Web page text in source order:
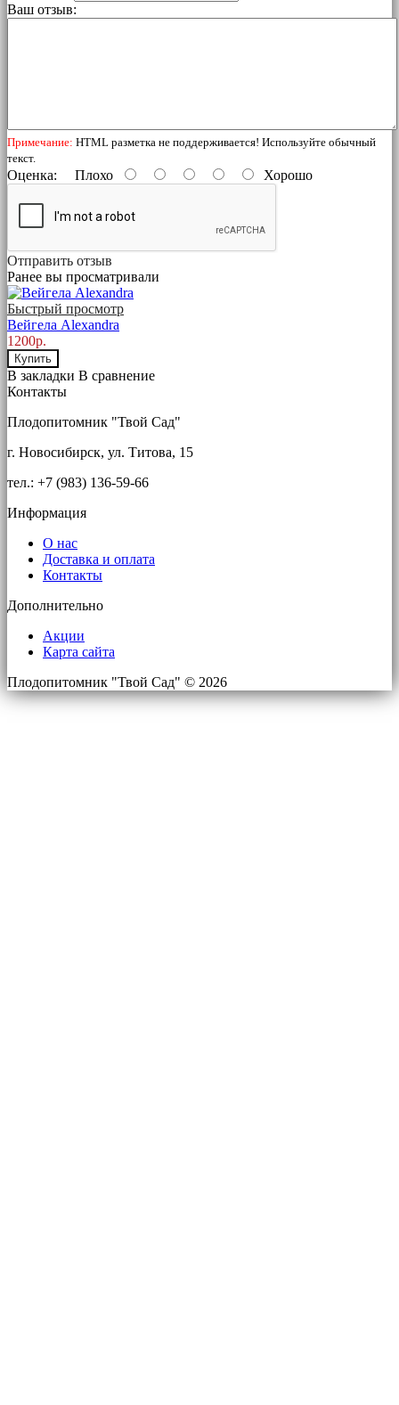
Ваш отзыв:
Примечание: HTML разметка не поддерживается! Используйте обычный
текст.
Оценка: Плохо Хорошо
Отправить отзыв
Ранее вы просматривали
Быстрый просмотр
Вейгела Alexandra
1200р.
Купить
В закладки В сравнение
Контакты
Плодопитомник "Твой Сад"
г. Новосибирск, ул. Титова, 15
тел.: +7 (983) 136-59-66
Информация
О нас
Доставка и оплата
Контакты
Дополнительно
Акции
Карта сайта
Плодопитомник "Твой Сад" © 2026